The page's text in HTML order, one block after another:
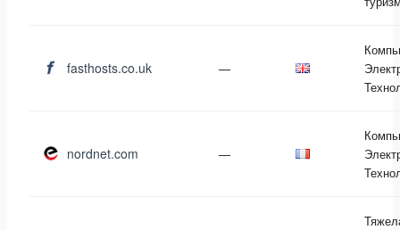
fasthosts.co.uk —
nordnet.com —